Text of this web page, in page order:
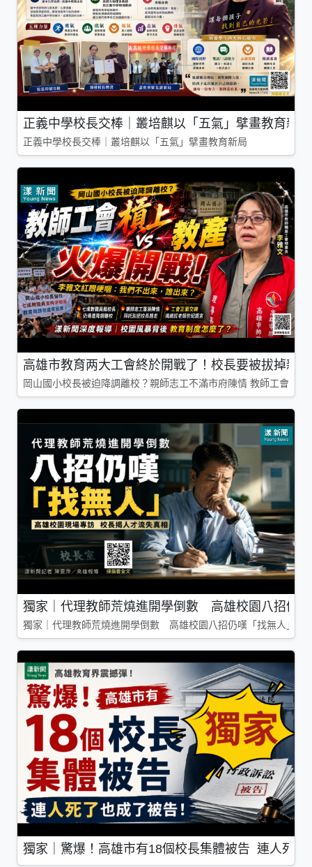
正義中學校長交棒｜叢培麒以「五氣」擘畫教育新局
正義中學校長交棒｜叢培麒以「五氣」擘畫教育新局
高雄市教育两大工會終於開戰了！校長要被拔掉親
岡山國小校長被迫降調離校？親師志工不滿市府陳情 教師工會槓
獨家｜代理教師荒燒進開學倒數 高雄校園八招仍
獨家｜代理教師荒燒進開學倒數 高雄校園八招仍嘆「找無人」
獨家｜驚爆！高雄市有18個校長集體被告 連人死了